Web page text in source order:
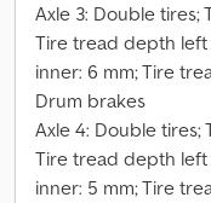
Axle 3: Double
Tire tread depth
inner: 6 mm; Tire
Drum brakes
Axle 4: Double
Tire tread depth
inner: 5 mm; Tire